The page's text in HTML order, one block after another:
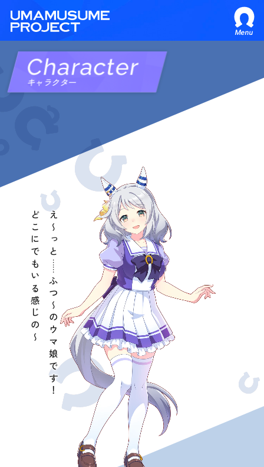
Menu
Character
キャラクター
え〜っと
……
ふつ〜のウマ娘です！
どこにでもいる感じの〜